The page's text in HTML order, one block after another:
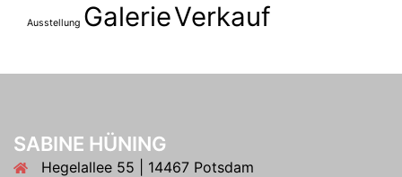
Ausstellung GalerieVerkauf
SABINE HÜNING
Hegelallee 55 | 14467 Potsdam